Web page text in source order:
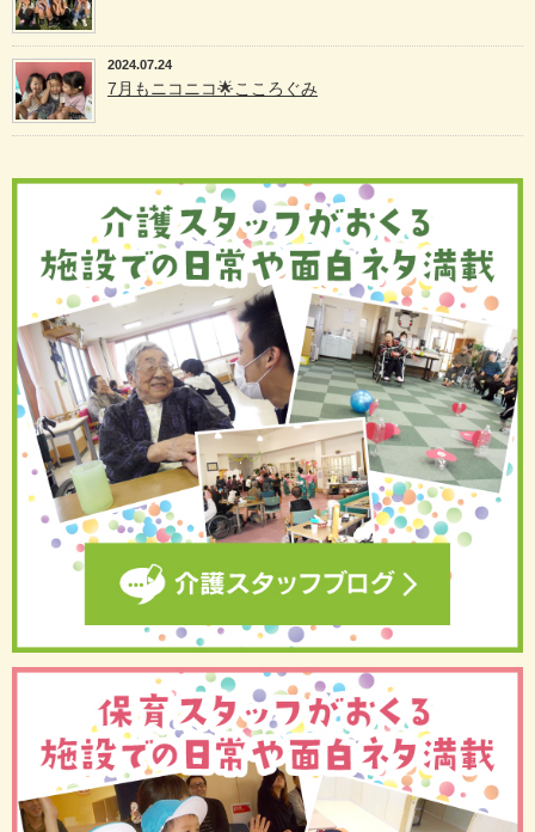
2024.07.24
7月もニコニコ🌟こころぐみ